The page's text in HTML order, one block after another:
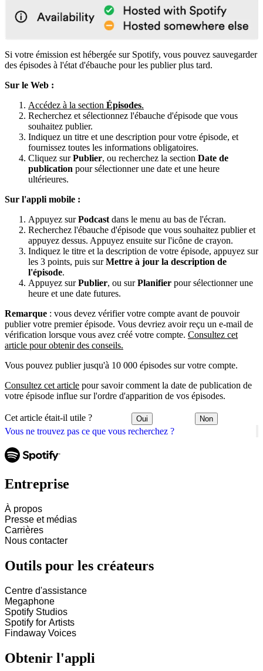
Vous ne trouvez pas ce que vous recherchez ?
Si votre émission est hébergée sur Spotify, vous pouvez sauvegarder
des épisodes à l'état d'ébauche pour les publier plus tard.
Sur le Web :
Accédez à la section Épisodes.
Recherchez et sélectionnez l'ébauche d'épisode que vous
souhaitez publier.
Indiquez un titre et une description pour votre épisode, et
fournissez toutes les informations obligatoires.
Cliquez surPublier, ou recherchez la section Date de
publication pour sélectionner une date et une heure
ultérieures.
Sur l'appli mobile :
Appuyez surPodcast dans le menu au bas de l'écran.
Recherchez l'ébauche d'épisode que vous souhaitez publier et
appuyez dessus. Appuyez ensuite sur l'icône de crayon.
Indiquez le titre et la description de votre épisode, appuyez sur
les 3 points, puis surMettre à jour la description de
l'épisode.
Appuyez surPublier, ou surPlanifier pour sélectionner une
heure et une date futures.
Remarque : vous devez vérifier votre compte avant de pouvoir
publier votre premier épisode. Vous devriez avoir reçu un e-mail de
vérification lorsque vous avez créé votre compte. Consultez cet
article pour obtenir des conseils.
Vous pouvez publier jusqu'à 10 000 épisodes sur votre compte.
Consultez cet article pour savoir comment la date de publication de
votre épisode influe sur l'ordre d'apparition de vos épisodes.
Cet article était-il utile ? Oui Non
Entreprise
À propos
Presse et médias
Carrières
Nous contacter
Outils pour les créateurs
Centre d'assistance
Megaphone
Spotify Studios
Spotify for Artists
Findaway Voices
Obtenir l'appli